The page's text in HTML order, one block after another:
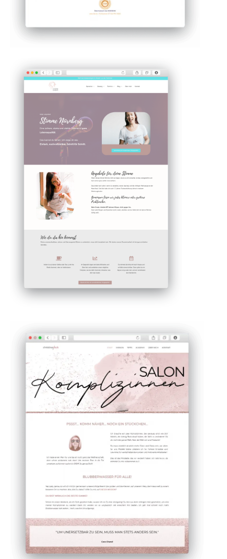
„ADHS“-Expertin
"Von der Terminvereinbarung an, über den
Leitfaden zum Aufbau der Website, dem
gründlichen Gespräch bis zum Workshop, an
dem wir die Website erstellt haben verlief alles
bestens." Heike Hahn
Stimme Nürnberg
"Wahnsinn! Hier kommen die Buchungen so
schnell rein, dass ich mit dem Blocken der
Termine kaum hinterher komme." Antje
Langnickel
DETAILS ANSCHAUEN